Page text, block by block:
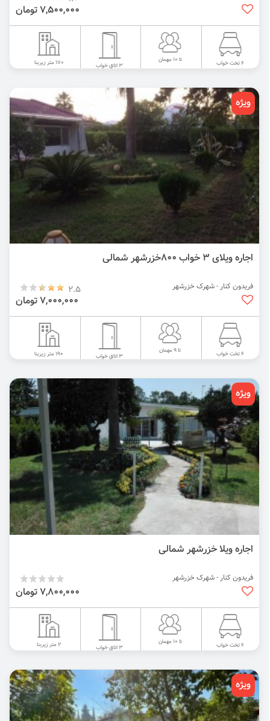
7,500,000 تومان
6 تخت خواب تا 10 مهمان
3 اتاق خواب 170 متر زیربنا
ویژه
اجاره ویلای ۳ خواب 800خزرشهر شمالی
فریدون کنار - شهرک خزرشهر 2.5
7,000,000 تومان
6 تخت خواب تا 9 مهمان
3 اتاق خواب 190 متر زیربنا
ویژه
اجاره ویلا خزرشهر شمالی
فریدون کنار - شهرک خزرشهر
7,800,000 تومان
6 تخت خواب تا 10 مهمان
3 اتاق خواب 2 متر زیربنا
ویژه